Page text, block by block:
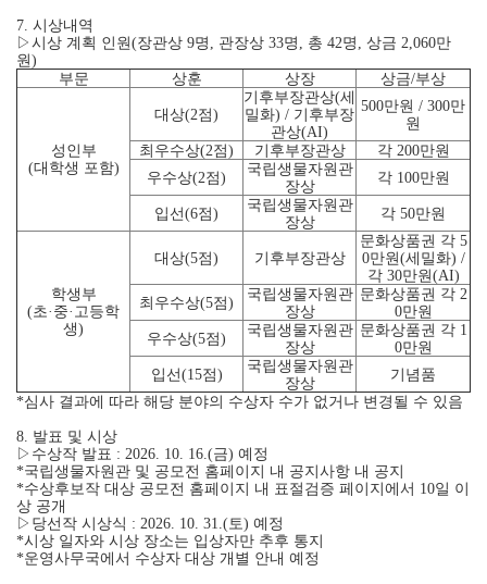
7. 시상내역
▷시상 계획 인원(장관상 9명, 관장상 33명, 총 42명, 상금 2,060만
원)
부문
상훈 상장 상금/부상
성인부
(대학생 포함)
대상(2점)
기후부장관상(세
밀화) / 기후부장
관상(AI)
500만원 / 300만
원
최우수상(2점)
기후부장관상
각 200만원
우수상(2점)
국립생물자원관
장상
각 100만원
입선(6점)
국립생물자원관
장상
각 50만원
학생부
(초·중·고등학
생)
대상(5점) 기후부장관상
문화상품권 각 5
0만원(세밀화) /
각 30만원(AI)
최우수상(5점)
국립생물자원관
장상
문화상품권 각 2
0만원
우수상(5점)
국립생물자원관
장상
문화상품권 각 1
0만원
입선(15점)
국립생물자원관
장상
기념품
*심사 결과에 따라 해당 분야의 수상자 수가 없거나 변경될 수 있음
8. 발표 및 시상
▷수상작 발표 : 2026. 10. 16.(금) 예정
*국립생물자원관 및 공모전 홈페이지 내 공지사항 내 공지
*수상후보작 대상 공모전 홈페이지 내 표절검증 페이지에서 10일 이
상 공개
▷당선작 시상식 : 2026. 10. 31.(토) 예정
*시상 일자와 시상 장소는 입상자만 추후 통지
*운영사무국에서 수상자 대상 개별 안내 예정